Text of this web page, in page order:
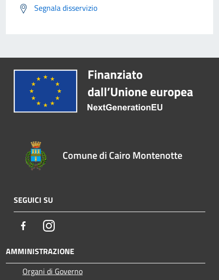
Segnala disservizio
Comune di Cairo Montenotte
SEGUICI SU
FacebookInstagram
AMMINISTRAZIONE
Organi di Governo